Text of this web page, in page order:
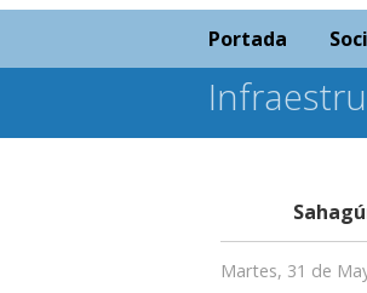
Portada
Martes, 31 de